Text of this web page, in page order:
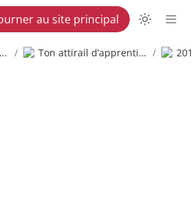
au site principal
Les ateliers d’Alexe Martel / Ton attirail d’apprenti copywriter /